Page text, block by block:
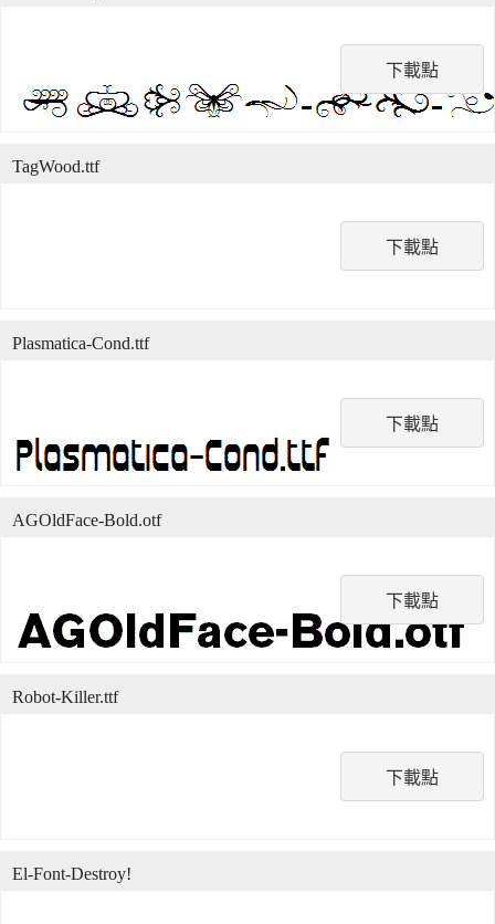
下載點
下載點
TagWood.ttf
下載點
Plasmatica-Cond.ttf
下載點
AGOldFace-Bold.otf
下載點
Robot-Killer.ttf
El-Font-Destroy!